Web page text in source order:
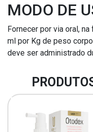
MODO DE
Fornecer por via oral,
ml por Kg de peso
deve ser administrado